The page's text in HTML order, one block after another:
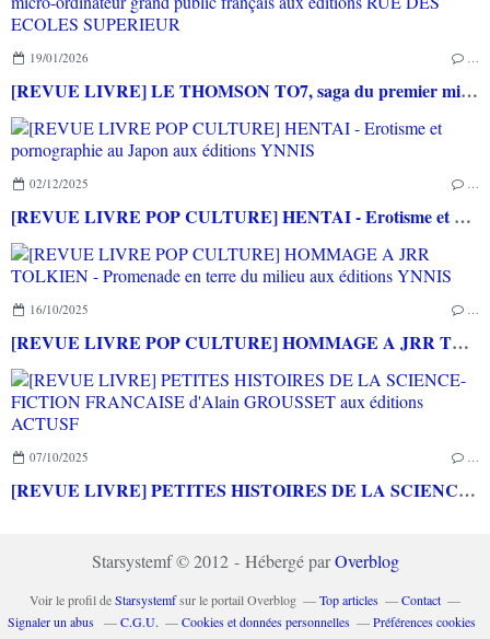
19/01/2026 …
[REVUE LIVRE] LE THOMSON TO7, saga du premier micro-ordinateur grand public français aux éditions RUE DES ECOLES SUPERIEUR
02/12/2025 …
[REVUE LIVRE POP CULTURE] HENTAI - Erotisme et pornographie au Japon aux éditions YNNIS
16/10/2025 …
[REVUE LIVRE POP CULTURE] HOMMAGE A JRR TOLKIEN - Promenade en terre du milieu aux éditions YNNIS
07/10/2025 …
[REVUE LIVRE] PETITES HISTOIRES DE LA SCIENCE-FICTION FRANCAISE d'Alain GROUSSET aux éditions ACTUSF
Starsystemf © 2012 - Hébergé parOverblog
Voir le profil deStarsystemfsur le portail Overblog Top articles
Contact
Signaler un abus
C.G.U. Cookies et données personnelles Préférences cookies